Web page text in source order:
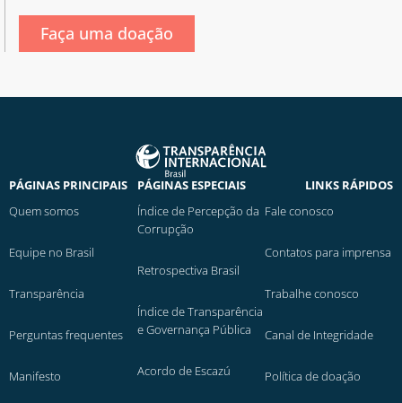
Faça uma doação
PÁGINAS PRINCIPAIS
Quem somos
Equipe no Brasil
Transparência
Perguntas frequentes
Manifesto
PÁGINAS ESPECIAIS
Índice de Percepção da
Corrupção
Retrospectiva Brasil
Índice de Transparência
e Governança Pública
Acordo de Escazú
LINKS RÁPIDOS
Fale conosco
Contatos para imprensa
Trabalhe conosco
Canal de Integridade
Política de doação